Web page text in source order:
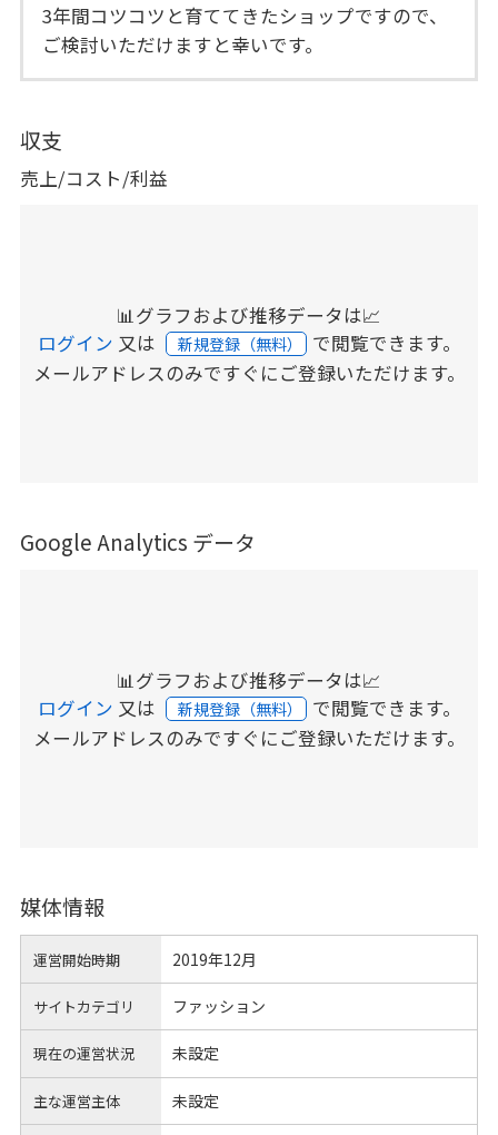
3年間コツコツと育ててきたショップですので、
ご検討いただけますと幸いです。
収支
売上/コスト/利益
📊グラフおよび推移データは📈
ログイン 又は 新規登録（無料） で閲覧できます。
メールアドレスのみですぐにご登録いただけます。
Google Analytics データ
📊グラフおよび推移データは📈
ログイン 又は 新規登録（無料） で閲覧できます。
メールアドレスのみですぐにご登録いただけます。
媒体情報
運営開始時期 2019年12月
サイトカテゴリ ファッション
現在の運営状況 未設定
主な運営主体 未設定